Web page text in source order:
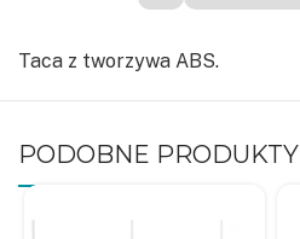
Taca z tworzywa ABS.
PODOBNE PRODUKTY